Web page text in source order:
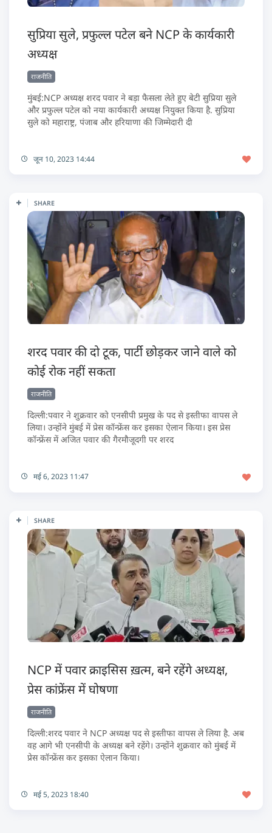
सुप्रिया सुले, प्रफुल्ल पटेल बने NCP के कार्यकारी
अध्यक्ष
राजनीति
मुंबई:NCP अध्यक्ष शरद पवार ने बड़ा फैसला लेते हुए बेटी सुप्रिया सुले
और प्रफुल्ल पटेल को नया कार्यकारी अध्यक्ष नियुक्त किया है. सुप्रिया
सुले को महाराष्ट्र, पंजाब और हरियाणा की जिम्मेदारी दी
जून 10, 2023 14:44
SHARE
शरद पवार की दो टूक, पार्टी छोड़कर जाने वाले को
कोई रोक नहीं सकता
राजनीति
दिल्ली:पवार ने शुक्रवार को एनसीपी प्रमुख के पद से इस्तीफा वापस ले
लिया। उन्होंने मुंबई में प्रेस कॉन्फ्रेंस कर इसका ऐलान किया। इस प्रेस
कॉन्फ्रेंस में अजित पवार की गैरमौजूदगी पर शरद
मई 6, 2023 11:47
SHARE
NCP में पवार क्राइसिस ख़त्म, बने रहेंगे अध्यक्ष,
प्रेस कांफ्रेंस में घोषणा
राजनीति
दिल्ली:शरद पवार ने NCP अध्यक्ष पद से इस्तीफा वापस ले लिया है. अब
वह आगे भी एनसीपी के अध्यक्ष बने रहेंगे। उन्होंने शुक्रवार को मुंबई में
प्रेस कॉन्फ्रेंस कर इसका ऐलान किया।
मई 5, 2023 18:40